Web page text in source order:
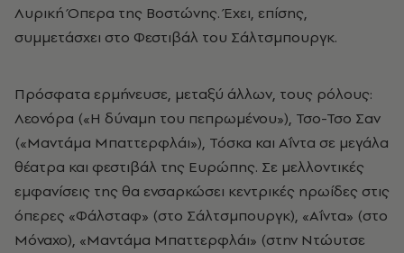
Λυρική Όπερα της Βοστώνης. Έχει, επίσης,
συμμετάσχει στο Φεστιβάλ του Σάλτσμπουργκ.
Πρόσφατα ερμήνευσε, μεταξύ άλλων, τους ρόλους:
Λεονόρα («Η δύναμη του πεπρωμένου»), Τσο-Τσο Σαν
(«Μαντάμα Μπαττερφλάι»), Τόσκα και Αΐντα σε μεγάλα
θέατρα και φεστιβάλ της Ευρώπης. Σε μελλοντικές
εμφανίσεις της θα ενσαρκώσει κεντρικές ηρωίδες στις
όπερες «Φάλσταφ» (στο Σάλτσμπουργκ), «Αΐντα» (στο
Μόναχο), «Μαντάμα Μπαττερφλάι» (στην Ντώυτσε